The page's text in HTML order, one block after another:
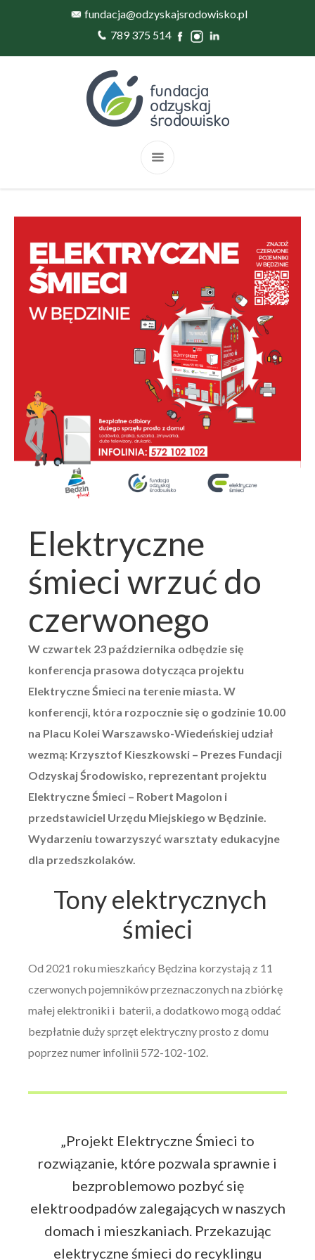
fundacja@odzyskajsrodowisko.pl
789 375 514
Elektryczne
śmieci wrzuć do
czerwonego
W czwartek 23 października odbędzie się
konferencja prasowa dotycząca projektu
Elektryczne Śmieci na terenie miasta. W
konferencji, która rozpocznie się o godzinie 10.00
na Placu Kolei Warszawsko-Wiedeńskiej udział
wezmą: Krzysztof Kieszkowski – Prezes Fundacji
Odzyskaj Środowisko, reprezentant projektu
Elektryczne Śmieci – Robert Magolon i
przedstawiciel Urzędu Miejskiego w Będzinie.
Wydarzeniu towarzyszyć warsztaty edukacyjne
dla przedszkolaków.
Tony elektrycznych
śmieci
Od 2021 roku mieszkańcy Będzina korzystają z 11
czerwonych pojemników przeznaczonych na zbiórkę
małej elektroniki i baterii, a dodatkowo mogą oddać
bezpłatnie duży sprzęt elektryczny prosto z domu
poprzez numer infolinii 572-102-102.
„Projekt Elektryczne Śmieci to
rozwiązanie, które pozwala sprawnie i
bezproblemowo pozbyć się
elektroodpadów zalegających w naszych
domach i mieszkaniach. Przekazując
elektryczne śmieci do recyklingu